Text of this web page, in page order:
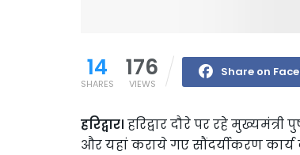
14
SHARES
176
VIEWS
Share on
हरिद्वार। हरिद्वार दौरे पर रहे
और यहां कराये गए सौंदर्यीकरण कार्य